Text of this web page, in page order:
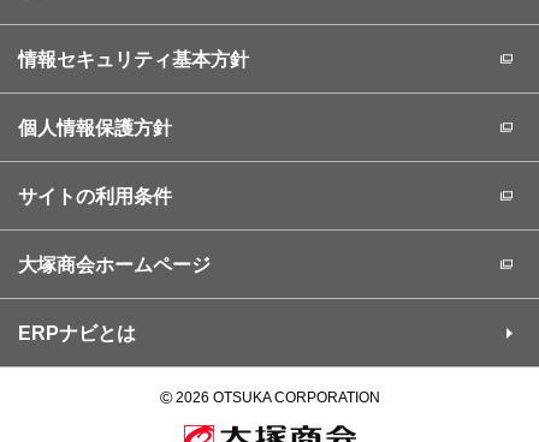
情報セキュリティ基本方針
個人情報保護方針
サイトの利用条件
大塚商会ホームページ
ERPナビとは
©2026 OTSUKA CORPORATION